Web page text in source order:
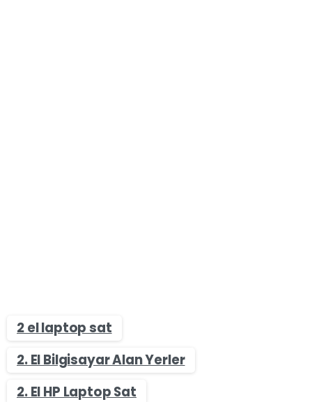
2 el laptop sat
2. El Bilgisayar Alan Yerler
2. El HP Laptop Sat